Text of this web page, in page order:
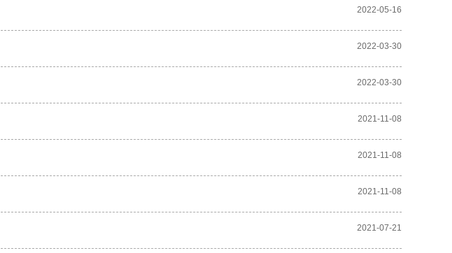
2022-05-16
2022-03-30
2022-03-30
2021-11-08
2021-11-08
2021-11-08
2021-07-21